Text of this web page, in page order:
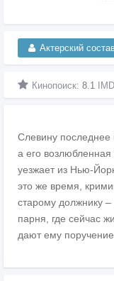
Актерский
Кинопоиск: 8.1
Слевину последнее
а его
уезжает из Нью-
это же время,
старому должнику
парня, где сейчас
дают ему